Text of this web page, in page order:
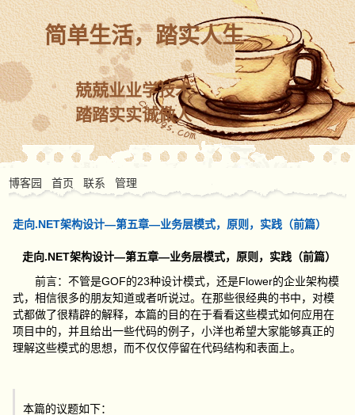
简单生活，踏实人生
兢兢业业学技术
踏踏实实诚做人
博客园 首页 联系 管理
走向.NET架构设计—第五章—业务层模式，原则，实践（前篇）
走向.NET架构设计—第五章—业务层模式，原则，实践（前篇）
前言：不管是GOF的23种设计模式，还是Flower的企业架构模
式，相信很多的朋友知道或者听说过。在那些很经典的书中，对模
式都做了很精辟的解释，本篇的目的在于看看这些模式如何应用在
项目中的，并且给出一些代码的例子，小洋也希望大家能够真正的
理解这些模式的思想，而不仅仅停留在代码结构和表面上。
本篇的议题如下：